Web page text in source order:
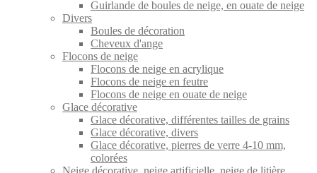
Guirlande de boules de neige, en ouate de neige
Divers
Boules de décoration
Cheveux d'ange
Flocons de neige
Flocons de neige en acrylique
Flocons de neige en feutre
Flocons de neige en ouate de neige
Glace décorative
Glace décorative, différentes tailles de grains
Glace décorative, divers
Glace décorative, pierres de verre 4-10 mm,
colorées
Neige décorative, neige artificielle, neige de litière,